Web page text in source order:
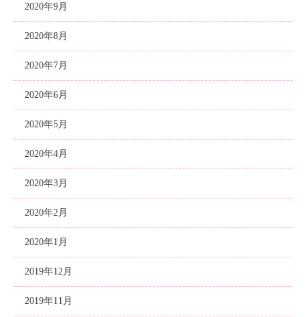
2020年9月
2020年8月
2020年7月
2020年6月
2020年5月
2020年4月
2020年3月
2020年2月
2020年1月
2019年12月
2019年11月